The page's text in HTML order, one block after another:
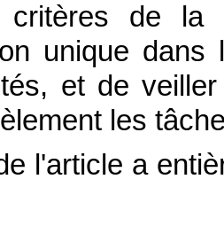
critères de la
unique
et de
les
l'article a